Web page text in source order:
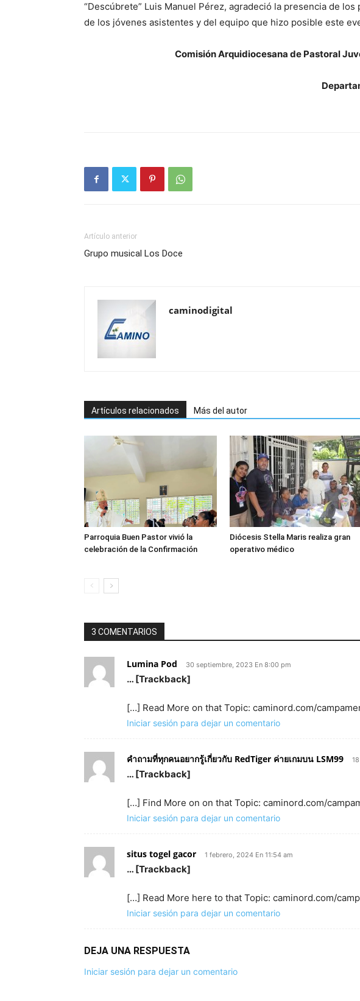
“Descúbrete” Luis Manuel Pérez, agra­deció la presencia de
de los jóve­nes asistentes y del equipo que hizo posible este
Comisión Arquidiocesana de Pastoral
Artículo anterior
Grupo musical Los Doce
caminodigital
Artículos relacionados Más del autor
Parroquia Buen Pastor vivió la
celebración de la Confirmación
Diócesis Stella Maris realiza gran
operativo médico
3 COMENTARIOS
Lumina Pod 30 septiembre, 2023 En 8:00 pm
… [Trackback]
[…] Read More on that Topic: caminord.com/
Iniciar sesión para dejar un comentario
คำถามที่ทุกคนอยากรู้เกี่ยวกับ RedTiger ค่ายเกมบน LSM99
… [Trackback]
[…] Find More on on that Topic: caminord.com/
Iniciar sesión para dejar un comentario
situs togel gacor 1 febrero, 2024 En 11:54 am
… [Trackback]
[…] Read More here to that Topic: caminord.com/
Iniciar sesión para dejar un comentario
DEJA UNA RESPUESTA
Iniciar sesión para dejar un comentario